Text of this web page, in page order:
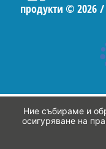
Ние събираме и
осигуряване на
продукти © 2026 /